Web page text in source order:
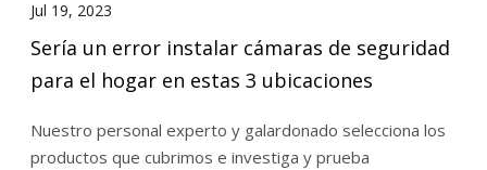
Jul 19, 2023
Sería un error instalar cámaras de seguridad
para el hogar en estas 3 ubicaciones
Nuestro personal experto y galardonado selecciona los
productos que cubrimos e investiga y prueba